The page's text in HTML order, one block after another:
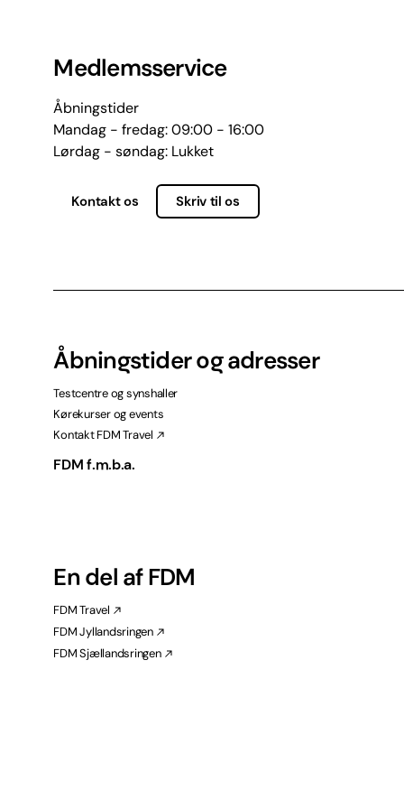
Medlemsservice
Åbningstider
Mandag - fredag: 09:00 - 16:00
Lørdag - søndag: Lukket
Kontakt os Skriv til os
Åbningstider og adresser
Testcentre og synshaller
Kørekurser og events
Kontakt FDM Travel
FDM f.m.b.a.
En del af FDM
FDM Travel
FDM Jyllandsringen
FDM Sjællandsringen